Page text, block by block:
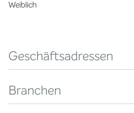
Weiblich
Geschäftsadressen
Branchen